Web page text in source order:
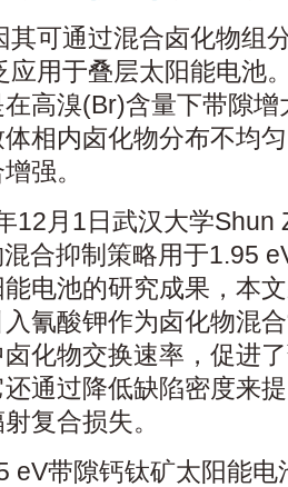
其可通过混合卤化物组
应用于叠层太阳能电池
高溴(Br)含量下带隙
相内卤化物分布不均
强。
12月1日武汉大学Shun
合抑制策略用于1.95
电池的研究成果，本
氰酸钾作为卤化物混
化物交换速率，促进
通过降低缺陷密度来
复合损失。
eV带隙钙钛矿太阳能